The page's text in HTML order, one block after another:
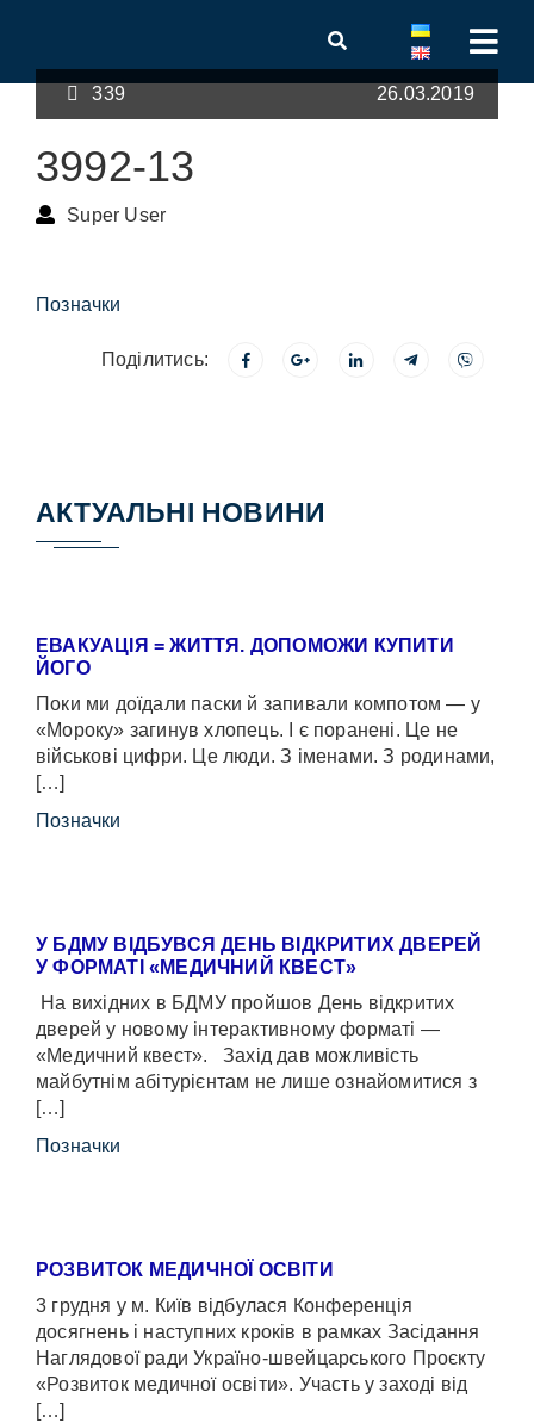
339 26.03.2019
3992-13
Super User
Позначки
Поділитись:
АКТУАЛЬНІ НОВИНИ
ЕВАКУАЦІЯ = ЖИТТЯ. ДОПОМОЖИ КУПИТИ
ЙОГО
Поки ми доїдали паски й запивали компотом — у
«Мороку» загинув хлопець. І є поранені. Це не
військові цифри. Це люди. З іменами. З родинами,
[…]
Позначки
У БДМУ ВІДБУВСЯ ДЕНЬ ВІДКРИТИХ ДВЕРЕЙ
У ФОРМАТІ «МЕДИЧНИЙ КВЕСТ»
На вихідних в БДМУ пройшов День відкритих
дверей у новому інтерактивному форматі —
«Медичний квест». Захід дав можливість
майбутнім абітурієнтам не лише ознайомитися з
[…]
Позначки
РОЗВИТОК МЕДИЧНОЇ ОСВІТИ
3 грудня у м. Київ відбулася Конференція
досягнень і наступних кроків в рамках Засідання
Наглядової ради Україно-швейцарського Проєкту
«Розвиток медичної освіти». Участь у заході від
[…]